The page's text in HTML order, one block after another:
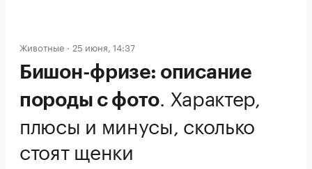
Животные 25 июня, 14:37
Бишон-фризе: описание
породы с фото. Характер,
плюсы и минусы, сколько
стоят щенки